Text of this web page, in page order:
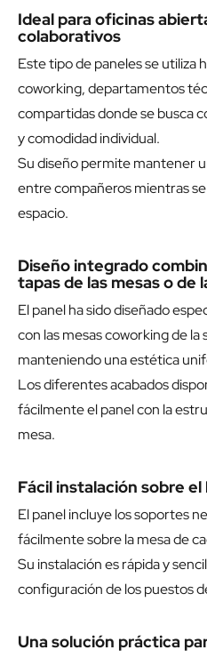
Ideal para oficinas
colaborativos
Este tipo de paneles se utiliza
coworking, departamentos
compartidas donde se busca
y comodidad individual.
Su diseño permite mantener
entre compañeros mientras
espacio.
Diseño integrado
tapas de las mesas o de
El panel ha sido diseñado
con las mesas coworking de la
manteniendo una estética
Los diferentes acabados
fácilmente el panel con la
mesa.
Fácil instalación sobre el
El panel incluye los soportes
fácilmente sobre la mesa de
Su instalación es rápida y
configuración de los puestos
Una solución práctica